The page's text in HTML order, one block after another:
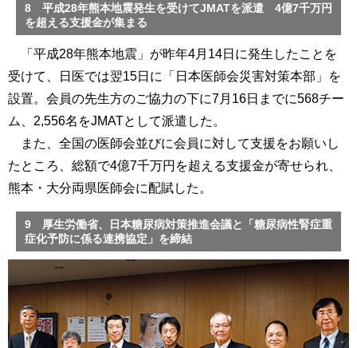
8 平成28年熊本地震発生を受けてJMATを派遣 4億7千万円
を超える支援金が集まる
「平成28年熊本地震」が昨年4月14日に発生したことを
受けて、日医では翌15日に「日本医師会災害対策本部」を
設置。会員の先生方のご協力の下に7月16日までに568チー
ム、2,556名をJMATとして派遣した。
また、全国の医師会並びに会員に対して支援をお願いし
たところ、総額で4億7千万円を超える支援金が寄せられ、
熊本・大分両県医師会に配賦した。
9 厚生労働省、日本糖尿病対策推進会議と「糖尿病性腎症重
症化予防に係る連携協定」を締結